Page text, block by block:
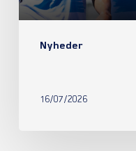
Nyheder
16/07/2026